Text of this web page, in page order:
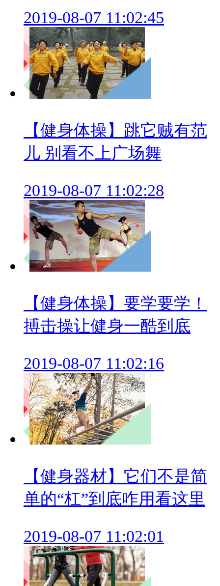
2019-08-07 11:02:45
【健身体操】跳它贼有范
儿 别看不上广场舞
2019-08-07 11:02:28
【健身体操】要学要学！
搏击操让健身一酷到底
2019-08-07 11:02:16
【健身器材】它们不是简
单的“杠”到底咋用看这里
2019-08-07 11:02:01